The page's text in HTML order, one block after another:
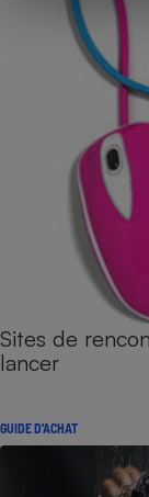
Sites de
lancer
GUIDE D'ACHAT